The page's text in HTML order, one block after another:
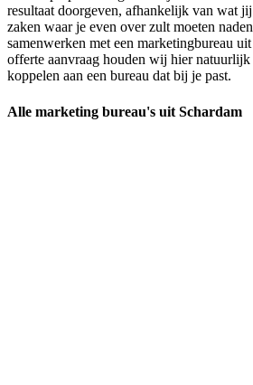
resultaat doorgeven, afhankelijk van wat
zaken waar je even over zult moeten
samenwerken met een marketingbureau
offerte aanvraag houden wij hier
koppelen aan een bureau dat bij je past.
Alle marketing bureau's uit Schardam